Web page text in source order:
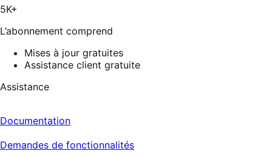
5K+
L’abonnement comprend
Mises à jour gratuites
Assistance client gratuite
Assistance
Documentation
Demandes de fonctionnalités